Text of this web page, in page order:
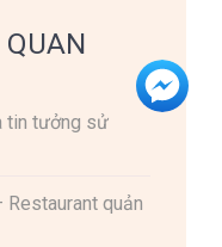
QUAN
tin tưởng sử
quản